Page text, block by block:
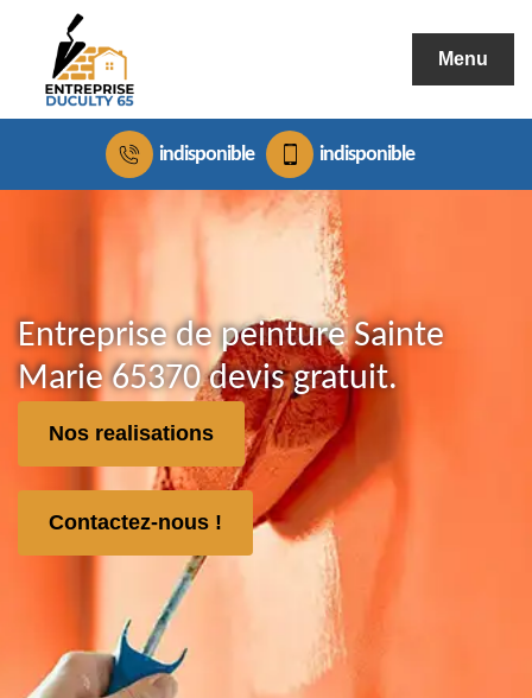
Menu
indisponible indisponible
Entreprise de peinture Sainte
Marie 65370 devis gratuit.
Nos realisations
Contactez-nous !